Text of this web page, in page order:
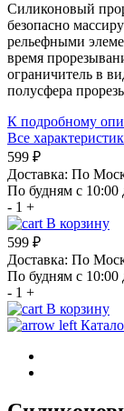
Силиконовый
безопасно
рельефными
время
ограничитель в
полусфера
К подробному
Все
599 ₽
Доставка: По
По будням с 10:00
- 1 +
В корзину
599 ₽
Доставка: По
По будням с 10:00
- 1 +
В корзину